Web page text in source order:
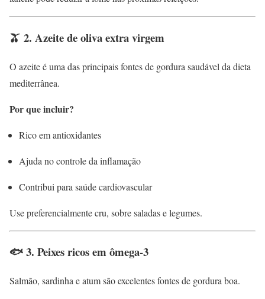
🫒 2. Azeite de oliva extra virgem
O azeite é uma das principais fontes de gordura saudável da dieta
mediterrânea.
Por que incluir?
Rico em antioxidantes
Ajuda no controle da inflamação
Contribui para saúde cardiovascular
Use preferencialmente cru, sobre saladas e legumes.
🐟 3. Peixes ricos em ômega-3
Salmão, sardinha e atum são excelentes fontes de gordura boa.